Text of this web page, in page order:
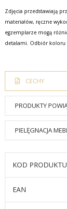
Zdjęcia przedstawiają
materiałów, ręczne
egzemplarze mogą
detalami. Odbiór koloru
CECHY
PRODUKTY
PIELĘGNACJA
KOD PRODUKTU
EAN